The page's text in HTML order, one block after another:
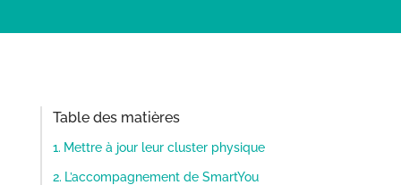
Table des matières
Mettre à jour leur cluster physique
L’accompagnement de SmartYou